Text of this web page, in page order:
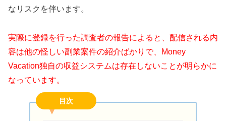
なリスクを伴います。
実際に登録を行った調査者の報告によると、配信される内
容は他の怪しい副業案件の紹介ばかりで、Money
Vacation独自の収益システムは存在しないことが明らかに
なっています。
目次